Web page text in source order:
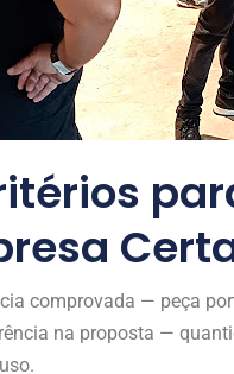
comprovada — peça
na proposta —